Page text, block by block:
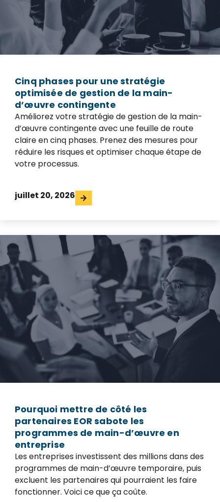
Cinq phases pour une stratégie
optimisée de gestion de la main-
d’œuvre contingente
Améliorez votre stratégie de gestion de la main-
d’œuvre contingente avec une feuille de route
claire en cinq phases. Prenez des mesures pour
réduire les risques et optimiser chaque étape de
votre processus.
juillet 20, 2026
Pourquoi mettre de côté les
partenaires EOR sabote les
programmes de main-d’œuvre en
entreprise
Les entreprises investissent des millions dans des
programmes de main-d’œuvre temporaire, puis
excluent les partenaires qui pourraient les faire
fonctionner. Voici ce que ça coûte.